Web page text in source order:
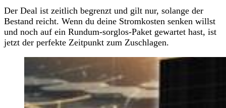
Der Deal ist zeitlich begrenzt und gilt nur, solange der
Bestand reicht. Wenn du deine Stromkosten senken willst
und noch auf ein Rundum-sorglos‑Paket gewartet hast, ist
jetzt der perfekte Zeitpunkt zum Zuschlagen.